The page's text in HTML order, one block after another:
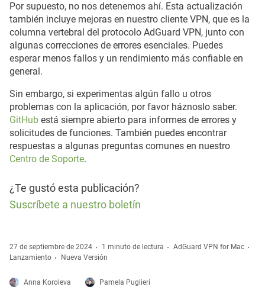
Por supuesto, no nos detenemos ahí. Esta actualización
también incluye mejoras en nuestro cliente VPN, que es la
columna vertebral del protocolo AdGuard VPN, junto con
algunas correcciones de errores esenciales. Puedes
esperar menos fallos y un rendimiento más confiable en
general.
Sin embargo, si experimentas algún fallo u otros
problemas con la aplicación, por favor háznoslo saber.
GitHub está siempre abierto para informes de errores y
solicitudes de funciones. También puedes encontrar
respuestas a algunas preguntas comunes en nuestro
Centro de Soporte.
¿Te gustó esta publicación?
Suscríbete a nuestro boletín
27 de septiembre de 2024 1 minuto de lectura
AdGuard VPN for Mac
Lanzamiento
Nueva Versión
Anna Koroleva Pamela Puglieri